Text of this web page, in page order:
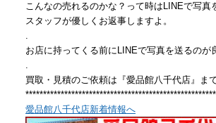
こんなの売れるのかな？って時はLINEで写真
スタッフが優しくお返事しますよ。
.
お店に持ってくる前にLINEで写真を送るのが
.
買取・見積のご依頼は『愛品館八千代店』ま
愛品館八千代店新着情報へ